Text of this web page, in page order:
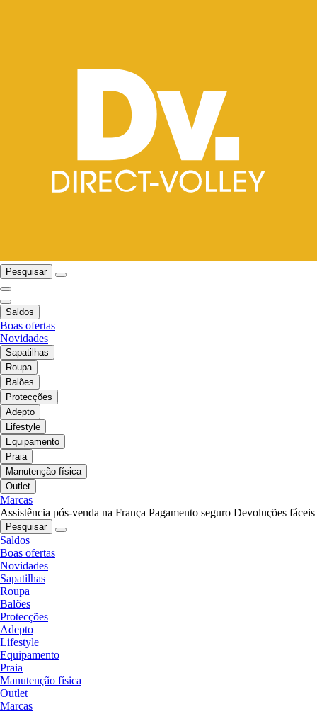
Pesquisar
Saldos
Boas ofertas
Novidades
Sapatilhas
Roupa
Balões
Protecções
Adepto
Lifestyle
Equipamento
Praia
Manutenção física
Outlet
Marcas
Assistência pós-venda na França Pagamento seguro Devoluções fáceis
Pesquisar
Saldos
Boas ofertas
Novidades
Sapatilhas
Roupa
Balões
Protecções
Adepto
Lifestyle
Equipamento
Praia
Manutenção física
Outlet
Marcas